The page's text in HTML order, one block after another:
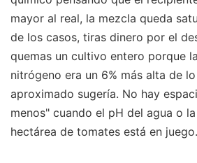
mayor al real, la mezcla queda
de los casos, tiras dinero por el
quemas un cultivo entero porque
nitrógeno era un 6% más alta de
aproximado sugería. No hay
menos" cuando el pH del agua o
hectárea de tomates está en juego.